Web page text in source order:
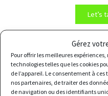
Gérez
Pour offrir les meilleures
technologies telles que les cookies
de l’appareil. Le consentement à
nos partenaires, de traiter des
de navigation ou des identifiants
Let’s